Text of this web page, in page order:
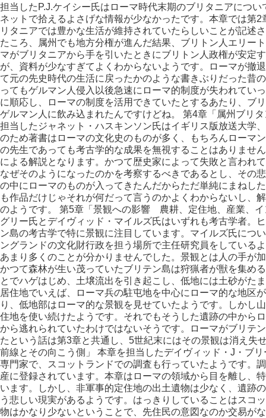
担当したP.J.ケイシー氏はローマ時代末期のブリタニアにつ
ネットで拾えるよさげな情報が少なかったです。本章では第
リタニアでは豊かな生活が維持されていたらしいことが記述
たころ、属州でも地方分権が進んだ結果、ブリトン人エリー
マがブリタニアから手を引いたときにブリトン人政権が安定
が、資料が少なすぎてよくわからないようです。ローマが撤
て元の先史時代の生活に戻ったかのような書きぶりだった昔
ってもゲルマン人侵入以後急速にローマ的制度が失われてい
に順応し、ローマの制度を活用できていたとするあたり、ブ
ゲルマン人に飲み込まれたんですけどね。 第4章「属州ブリ
担当したジャネット・ハスキンソン氏はイギリス版放送大学
のため著書はローマの文化史のものが多く、もちろんローマ
の先生であっても考古学的な成果を無視することはありませ
による解説となります。かつて歴史家によって失敗と言われ
なぜそのようになったのかを考察するべきであるとし、その
の中にローマのものが入ってきたんだからただ単純にまねし
も作品だけじゃそれが何だって言うのかよくわからないし、
のようです。 第5章「景観への影響 農耕、定住地、産業、
グリー氏とデイヴィッド・マイルズ氏はいずれも考古学者。
ン島の考古学で特に景観に注目しています。マイルズ氏につ
ングランドの文化財行政を担う場所で主任研究員をしている
あまり多くのことが分かりませんでした。景観とは人の手が
かつて森林が生い茂っていたブリテン島は狩猟者が獣を集め
とでハゲはじめ、土壌流出を引き起こし、低地には土砂がた
居住地でいえば、ローマ兵の駐屯地を中心にローマ的な地区
り、低地部はローマ的な景観を見せていたようです。しかし
住地を使い続けたようです。それでもそうした遺跡の中から
から逃れられていたわけではないそうです。ローマがブリテ
たという話は第3章と共通し、5世紀末にはその景観は消え
前線とその向こう側」 本章を担当したデイヴィッド・J・ブ
専門家で、スコットランドでの調査も行っていたようです。
産に登録されています。本章はローマの領域から目を離し、
います。しかし、非軍事的定住地の出土遺物は少なく、遺跡
う悲しい現実があるようです。はっきりしていることはスコ
物はかなり少ないということで、先住民の意図なのか交易が